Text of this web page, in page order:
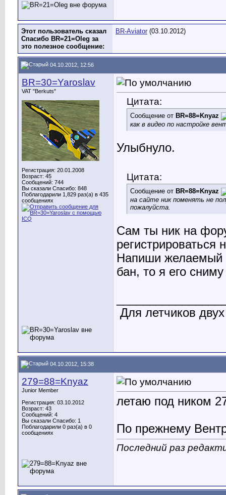
Этот пользователь сказал
Спасибо BR=21=Oleg за
это полезное сообщение:
BR-Aviator (03.10.2012)
04.10.2012, 12:56
BR=30=Yaroslav
VAT "Berkuts"
Регистрация: 20.01.2008
Возраст: 45
Сообщений: 744
Вы сказали Спасибо: 848
Поблагодарили 1,829 раз(а) в 435
сообщениях
Цитата:
Сообщение от BR=88=Knyaz
как в видео по настройке
Улыбнуло.
Цитата:
Сообщение от BR=88=Knyaz
на сайте ник поменять не
пожалуйста.
Сам ты ник на
регистрироваться
Напиши желаемый
бан, то я его
Для летчиков
04.10.2012, 15:38
279=88=Knyaz
Junior Member
Регистрация: 03.10.2012
Возраст: 43
Сообщений: 4
Вы сказали Спасибо: 1
Поблагодарили 0 раз(а) в 0
сообщениях
летаю под ником
По прежнему
Последний раз